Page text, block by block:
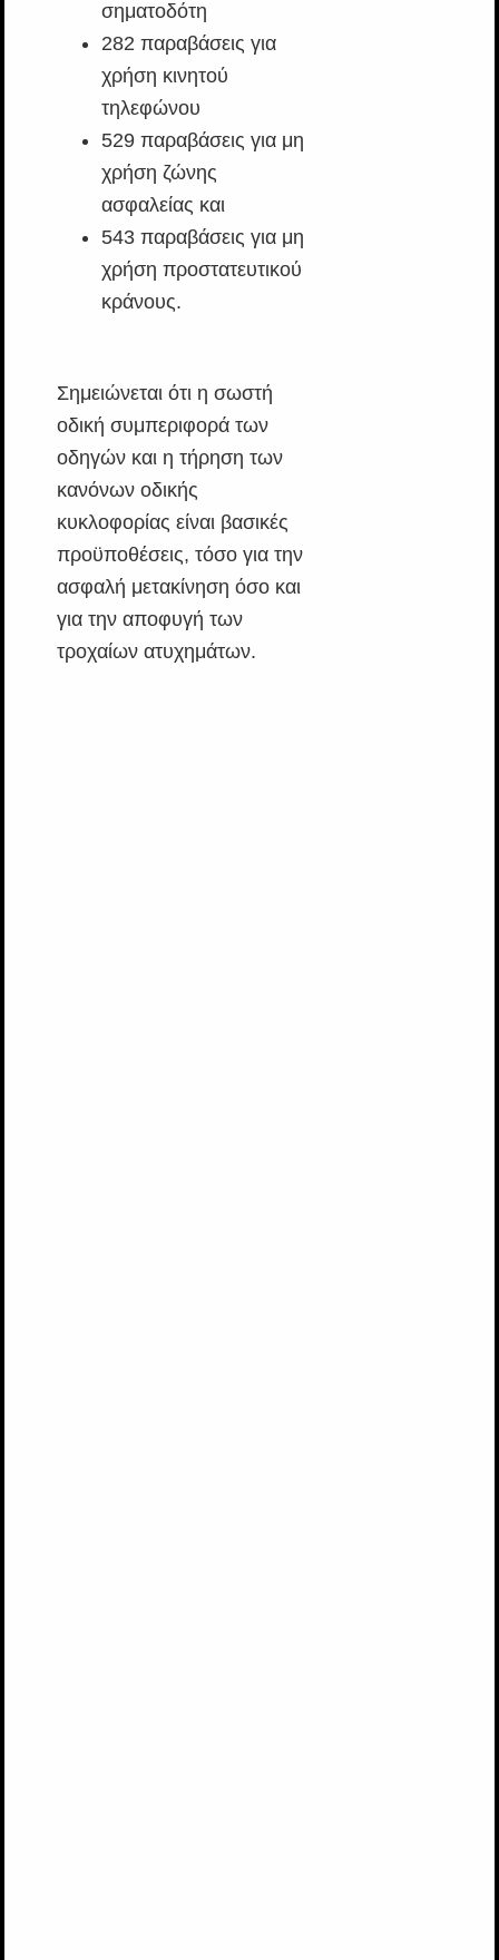
σηματοδότη
282 παραβάσεις για
χρήση κινητού
τηλεφώνου
529 παραβάσεις για μη
χρήση ζώνης
ασφαλείας και
543 παραβάσεις για μη
χρήση προστατευτικού
κράνους.
Σημειώνεται ότι η σωστή
οδική συμπεριφορά των
οδηγών και η τήρηση των
κανόνων οδικής
κυκλοφορίας είναι βασικές
προϋποθέσεις, τόσο για την
ασφαλή μετακίνηση όσο και
για την αποφυγή των
τροχαίων ατυχημάτων.